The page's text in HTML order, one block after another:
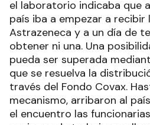
el laboratorio indicaba que
país iba a empezar a
Astrazeneca y a un día de
obtener ni una. Una
pueda ser superada
que se resuelva la
través del Fondo Covax.
mecanismo, arribaron al
el encuentro las